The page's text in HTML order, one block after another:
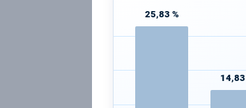
25,83 %
14,83